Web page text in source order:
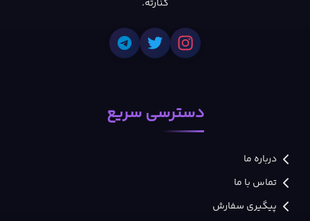
کنارته.
دسترسی سریع
درباره ما
تماس با ما
پیگیری سفارش